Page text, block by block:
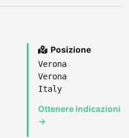
Posizione
Verona
Verona
Italy
Ottenere indicazioni
→